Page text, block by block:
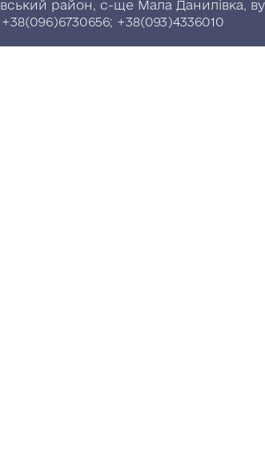
район, с-ще Мала Данилівка,
+38(093)4336010